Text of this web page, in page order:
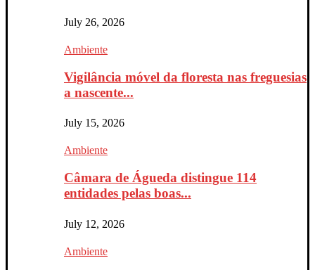
July 26, 2026
Ambiente
Vigilância móvel da floresta nas freguesias
a nascente...
July 15, 2026
Ambiente
Câmara de Águeda distingue 114
entidades pelas boas...
July 12, 2026
Ambiente